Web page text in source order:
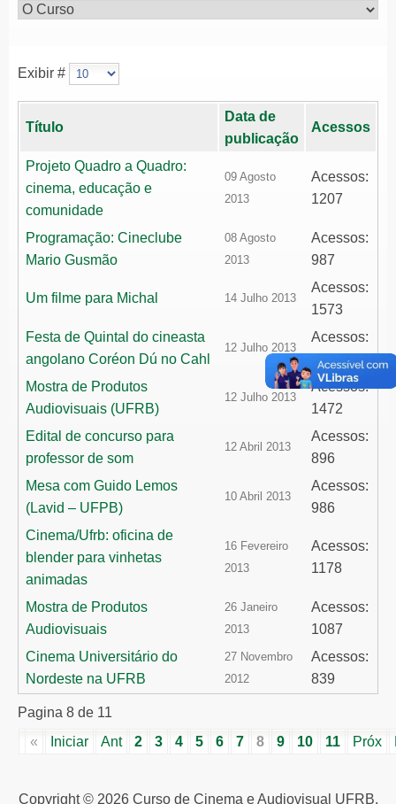
Exibir #
Título
Data de
publicação
Acessos
Projeto Quadro a Quadro:
cinema, educação e
comunidade
09 Agosto
2013
Acessos:
1207
Programação: Cineclube
Mario Gusmão
08 Agosto
2013
Acessos:
987
Um filme para Michal 14 Julho 2013
Acessos:
1573
Festa de Quintal do cineasta
angolano Coréon Dú no Cahl
12 Julho 2013
Acessos:
1072
Mostra de Produtos
Audiovisuais (UFRB)
12 Julho 2013
Acessos:
1472
Edital de concurso para
professor de som
12 Abril 2013
Acessos:
896
Mesa com Guido Lemos
(Lavid – UFPB)
10 Abril 2013
Acessos:
986
Cinema/Ufrb: oficina de
blender para vinhetas
animadas
16 Fevereiro
2013
Acessos:
1178
Mostra de Produtos
Audiovisuais
26 Janeiro
2013
Acessos:
1087
Cinema Universitário do
Nordeste na UFRB
27 Novembro
2012
Acessos:
839
Pagina 8 de 11
«
Iniciar Ant 2 3 4 5 6 7 8 9 10 11 Próx
Copyright © 2026 Curso de Cinema e Audiovisual UFRB.